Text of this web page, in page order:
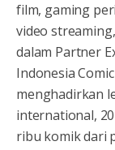
film, gaming
video
dalam Partner
Indonesia
menghadirkan
international,
ribu komik dari